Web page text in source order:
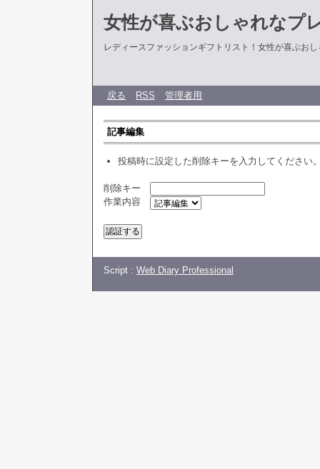
女性が喜ぶおしゃれなプ
レディースファッションギフトリスト！女性が喜ぶお
戻る RSS 管理者用
記事編集
投稿時に設定した削除キーを入力してください
削除キー
作業内容
Script : Web Diary Professional